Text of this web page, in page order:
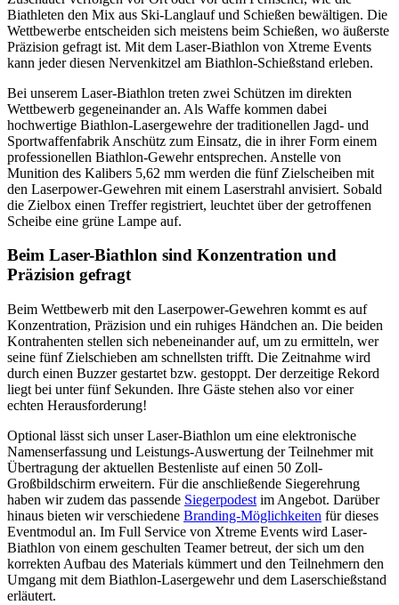
Biathleten den Mix aus Ski-Langlauf und Schießen bewältigen. Die
Wettbewerbe entscheiden sich meistens beim Schießen, wo äußerste
Präzision gefragt ist. Mit dem Laser-Biathlon von Xtreme Events
kann jeder diesen Nervenkitzel am Biathlon-Schießstand erleben.
Bei unserem Laser-Biathlon treten zwei Schützen im direkten
Wettbewerb gegeneinander an. Als Waffe kommen dabei
hochwertige Biathlon-Lasergewehre der traditionellen Jagd- und
Sportwaffenfabrik Anschütz zum Einsatz, die in ihrer Form einem
professionellen Biathlon-Gewehr entsprechen. Anstelle von
Munition des Kalibers 5,62 mm werden die fünf Zielscheiben mit
den Laserpower-Gewehren mit einem Laserstrahl anvisiert. Sobald
die Zielbox einen Treffer registriert, leuchtet über der getroffenen
Scheibe eine grüne Lampe auf.
Beim Laser-Biathlon sind Konzentration und
Präzision gefragt
Beim Wettbewerb mit den Laserpower-Gewehren kommt es auf
Konzentration, Präzision und ein ruhiges Händchen an. Die beiden
Kontrahenten stellen sich nebeneinander auf, um zu ermitteln, wer
seine fünf Zielschieben am schnellsten trifft. Die Zeitnahme wird
durch einen Buzzer gestartet bzw. gestoppt. Der derzeitige Rekord
liegt bei unter fünf Sekunden. Ihre Gäste stehen also vor einer
echten Herausforderung!
Optional lässt sich unser Laser-Biathlon um eine elektronische
Namenserfassung und Leistungs-Auswertung der Teilnehmer mit
Übertragung der aktuellen Bestenliste auf einen 50 Zoll-
Großbildschirm erweitern. Für die anschließende Siegerehrung
haben wir zudem das passende Siegerpodest im Angebot. Darüber
hinaus bieten wir verschiedene Branding-Möglichkeiten für dieses
Eventmodul an. Im Full Service von Xtreme Events wird Laser-
Biathlon von einem geschulten Teamer betreut, der sich um den
korrekten Aufbau des Materials kümmert und den Teilnehmern den
Umgang mit dem Biathlon-Lasergewehr und dem Laserschießstand
erläutert.